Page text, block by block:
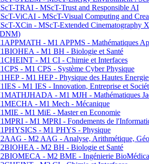
TRAI - MScT-Trust and Responsible AI
ViCAI - MScT-Visual Computing and
XCin - MScT-Extended Cinematography
- M1 APPMS - Mathématiques
- M1 BH - Biologie et Santé
- M1 CI - Chimie et Interfaces
- M1 CPS - Système Cyber Physique
- M1 HEP - Physique des Hautes
- M1 IES - Innovation, Entreprise et
- M1 MJH - Mathématiques
- M1 Mech - Mécanique
- M1 MiE - Master en Economie
- M1 MPRI - Fondements de
- M1 PHYS - Physique
- M2 AAG - Analyse, Arithmétique,
- M2 BH - Biologie et Santé
- M2 BME - Ingénierie